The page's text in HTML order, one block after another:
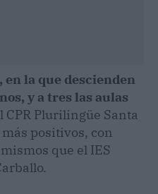
en la que descienden
y a tres las aulas
CPR Plurilingüe Santa
positivos, con
que el IES